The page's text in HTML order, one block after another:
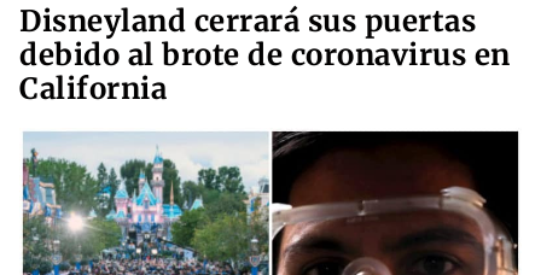
Disneyland cerrará sus puertas
debido al brote de coronavirus en
California